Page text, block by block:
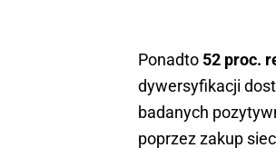
Ponadto 52 proc.
dywersyfikacji
badanych
poprzez zakup